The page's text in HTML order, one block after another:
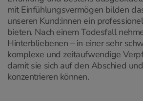
mit Einfühlungsvermögen bilden
unseren Kund:innen ein
bieten. Nach einem Todesfall
Hinterbliebenen – in einer sehr
komplexe und zeitaufwendige
damit sie sich auf den Abschied
konzentrieren können.